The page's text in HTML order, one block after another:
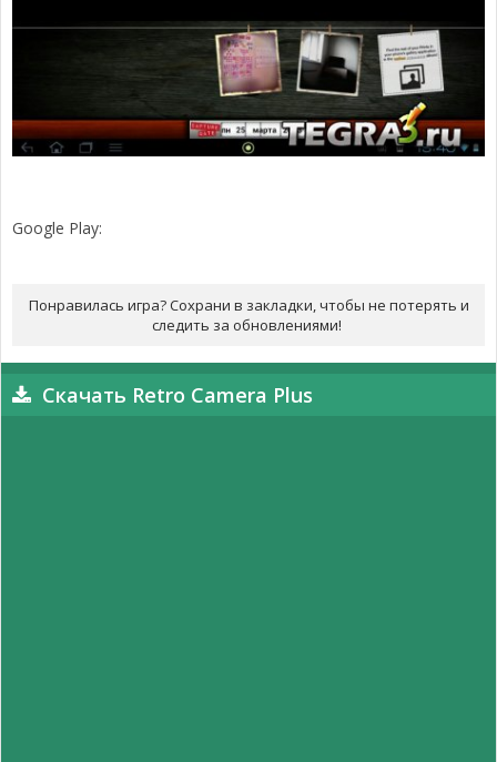
Google Play:
Понравилась игра? Сохрани в закладки, чтобы не потерять и
следить за обновлениями!
Скачать Retro Camera Plus